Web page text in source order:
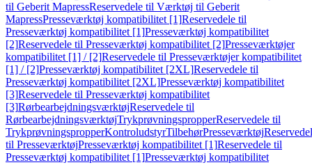
til Geberit MapressReservedele til Værktøj til Geberit
MapressPresseværktøj kompatibilitet [1]Reservedele til
Presseværktøj kompatibilitet [1]Presseværktøj kompatibilitet
[2]Reservedele til Presseværktøj kompatibilitet [2]Presseværktøjer
kompatibilitet [1] / [2]Reservedele til Presseværktøjer kompatibilitet
[1] / [2]Presseværktøj kompatibilitet [2XL]Reservedele til
Presseværktøj kompatibilitet [2XL]Presseværktøj kompatibilitet
[3]Reservedele til Presseværktøj kompatibilitet
[3]RørbearbejdningsværktøjReservedele til
RørbearbejdningsværktøjTrykprøvningspropperReservedele til
TrykprøvningspropperKontroludstyrTilbehørPresseværktøj
til PresseværktøjPresseværktøj kompatibilitet [1]Reservedele til
Presseværktøj kompatibilitet [1]Presseværktøj kompatibilitet